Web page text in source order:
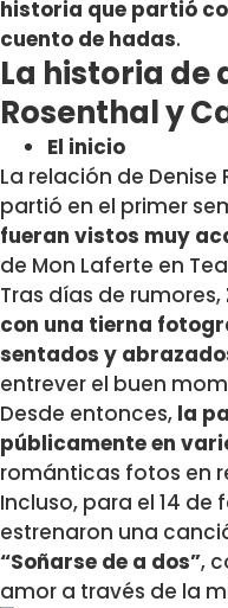
historia que partió
cuento de hadas.
La historia de
Rosenthal y
El inicio
La relación de
partió en el primer
fueran vistos muy
de Mon Laferte en
Tras días de rumores,
con una tierna
sentados y
entrever el buen
Desde entonces, la
públicamente en
románticas fotos en
Incluso, para el 14 de
estrenaron una
“Soñarse de a dos”,
amor a través de la